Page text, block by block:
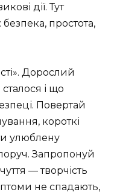
дії. Тут
простота,
Дорослий
і що
Повертай
короткі
улюблену
Запропонуй
— творчість
не спадають,